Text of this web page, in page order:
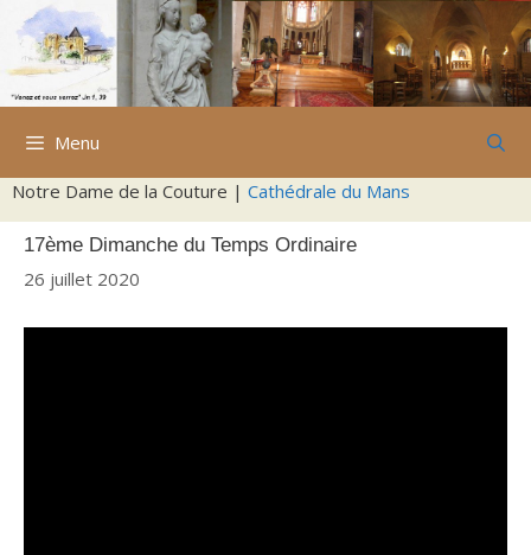
Aller
contenu
Menu
Notre Dame de la Couture | Cathédrale du Mans
17ème Dimanche du Temps Ordinaire
26 juillet 2020